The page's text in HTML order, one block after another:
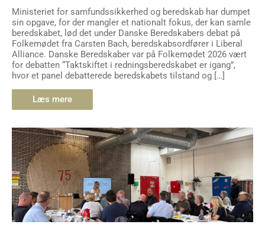
Ministeriet for samfundssikkerhed og beredskab har dumpet
sin opgave, for der mangler et nationalt fokus, der kan samle
beredskabet, lød det under Danske Beredskabers debat på
Folkemødet fra Carsten Bach, beredskabsordfører i Liberal
Alliance. Danske Beredskaber var på Folkemødet 2026 vært
for debatten “Taktskiftet i redningsberedskabet er igang”,
hvor et panel debatterede beredskabets tilstand og […]
Læs mere